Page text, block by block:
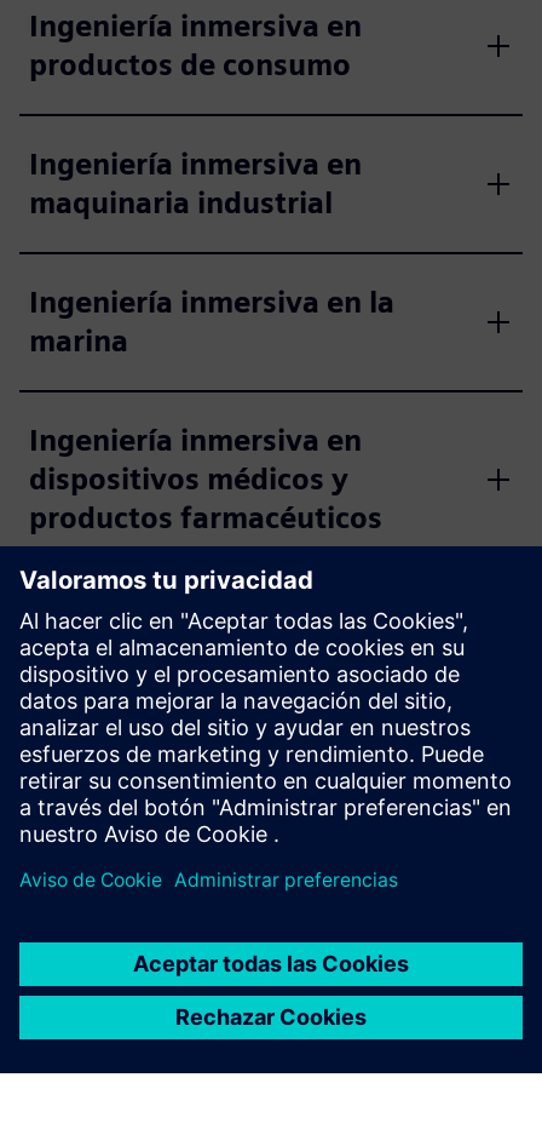
Ingeniería inmersiva en
productos de consumo
Ingeniería inmersiva en
maquinaria industrial
Ingeniería inmersiva en la
marina
Ingeniería inmersiva en
dispositivos médicos y
productos farmacéuticos
CASO PRÁCTICO
Natilus